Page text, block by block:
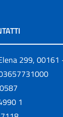
299, 00161
1